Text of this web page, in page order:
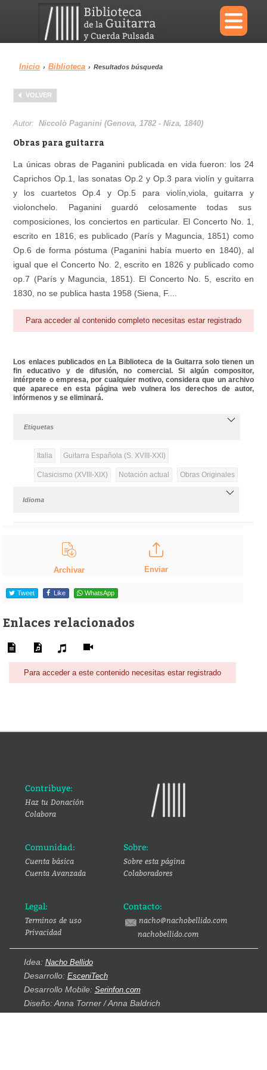
×
Menu
Biblioteca Diccionario
Área personal Reproductor
Inicio › Biblioteca › Resultados búsqueda
VOLVER
Autor:Niccolò Paganini (Genova, 1782 - Niza, 1840)
Obras para guitarra
La únicas obras de Paganini publicada en vida fueron: los 24
Caprichos Op.1, las sonatas Op.2 y Op.3 para violín y guitarra
y los cuartetos Op.4 y Op.5 para violín,viola, guitarra y
violonchelo. Paganini guardó celosamente todas sus
composiciones, los conciertos en particular. El Concerto No. 1,
escrito en 1816, es publicado (París y Maguncia, 1851) como
Op.6 de forma póstuma (Paganini había muerto en 1840), al
igual que el Concerto No. 2, escrito en 1826 y publicado como
op.7 (París y Maguncia, 1851). El Concerto No. 5, escrito en
1830, no se publica hasta 1958 (Siena, F....
Para acceder al contenido completo necesitas estar registrado
Los enlaces publicados en La Biblioteca de la Guitarra solo tienen un
fin educativo y de difusión, no comercial. Si algún compositor,
intérprete o empresa, por cualquier motivo, considera que un archivo
que aparece en esta página web vulnera los derechos de autor,
infórmenos y se eliminará.
Etiquetas
Italia Guitarra Española (S. XVIII-XXI)
Clasicismo (XVIII-XIX) Notación actual Obras Originales
Idioma
Archivar Enviar
Tweet Like WhatsApp
Enlaces relacionados
Para acceder a este contenido necesitas estar registrado
Contribuye:
Haz tu Donación
Colabora
Comunidad:
Cuenta básica
Cuenta Avanzada
Sobre:
Sobre esta página
Colaboradores
Legal:
Terminos de uso
Privacidad
Contacto:
nacho@nachobellido.com
nachobellido.com
Idea: Nacho Bellido
Desarrollo: EsceniTech
Desarrollo Mobile: Serinfon.com
Diseño: Anna Torner / Anna Baldrich